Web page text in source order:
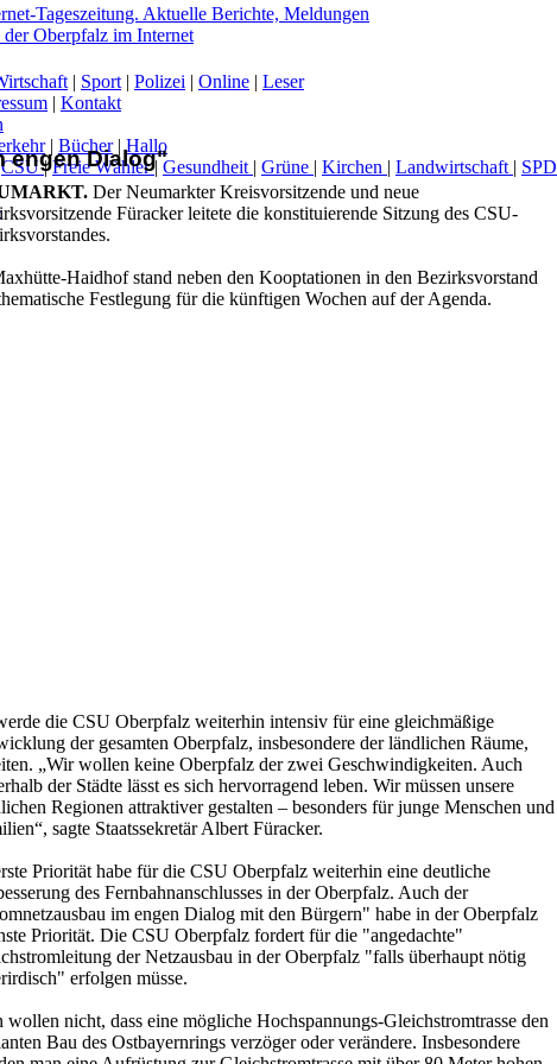
engen Dialog"
Der Neumarkter Kreisvorsitzende und neue
Füracker leitete die konstituierende Sitzung des CSU-
Haidhof stand neben den Kooptationen in den Bezirksvorstand
Festlegung für die künftigen Wochen auf der Agenda.
die CSU Oberpfalz weiterhin intensiv für eine gleichmäßige
der gesamten Oberpfalz, insbesondere der ländlichen Räume,
„Wir wollen keine Oberpfalz der zwei Geschwindigkeiten. Auch
der Städte lässt es sich hervorragend leben. Wir müssen unsere
Regionen attraktiver gestalten – besonders für junge Menschen und
sagte Staatssekretär Albert Füracker.
Priorität habe für die CSU Oberpfalz weiterhin eine deutliche
des Fernbahnanschlusses in der Oberpfalz. Auch der
im engen Dialog mit den Bürgern" habe in der Oberpfalz
Priorität. Die CSU Oberpfalz fordert für die "angedachte"
der Netzausbau in der Oberpfalz "falls überhaupt nötig
erfolgen müsse.
wollen nicht, dass eine mögliche Hochspannungs-Gleichstromtrasse den
Bau des Ostbayernrings verzöger oder verändere. Insbesondere
| Sport | Polizei | Online | Leser
| Kontakt
| Bücher|Hallo
CSU|Freie Wähler| Gesundheit | Grüne | Kirchen | Landwirtschaft | SPD